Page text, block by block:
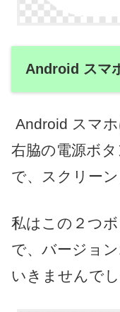
Android スマ
Android スマ
右脇の電源ボ
で、スクリー
私はこの２つ
で、バージョ
いきませんでし